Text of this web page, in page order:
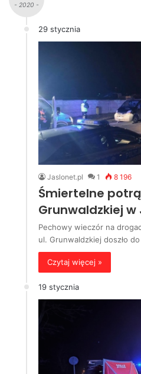
- 2020 -
29 stycznia
Jaslonet.pl 1 8 196
Śmiertelne
Grunwaldzkiej w
Pechowy wieczór na
ul. Grunwaldzkiej doszło
Czytaj więcej »
19 stycznia